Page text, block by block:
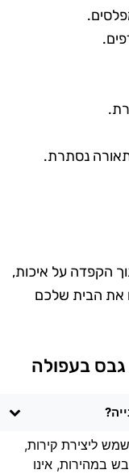
תאורה נסתרת.
הקפדה על איכות,
את הבית שלכם
בעפולה
ליצירת קירות,
במהירות, אינו